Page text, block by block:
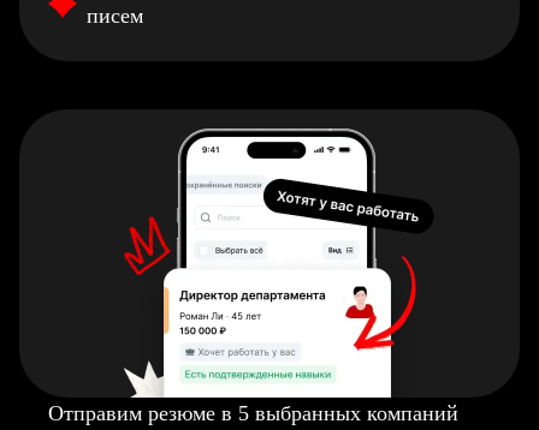
писем
Отправим резюме в 5 выбранных компаний